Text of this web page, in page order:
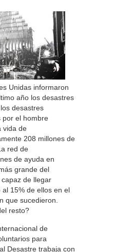
Unidas informaron
año los desastres
desastres
por el hombre
vida de
208 millones de
red de
de ayuda en
grande del
de llegar
al 15% de ellos en el
que sucedieron.
resto?
de
para
Desastre trabaja con